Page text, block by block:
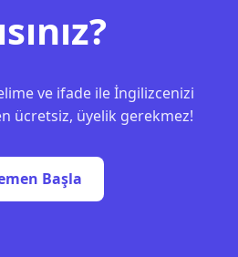
ve ifade ile İngilizcenizi
ücretsiz, üyelik gerekmez!
Başla